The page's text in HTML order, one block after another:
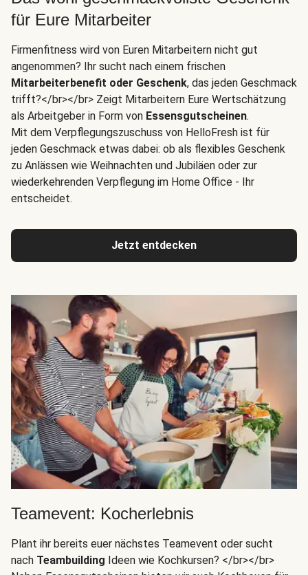
für Eure Mitarbeiter
Firmenfitness wird von Euren Mitarbeitern nicht gut
angenommen? Ihr sucht nach einem frischen
Mitarbeiterbenefit oder Geschenk, das jeden Geschmack
trifft?</br></br> Zeigt Mitarbeitern Eure Wertschätzung
als Arbeitgeber in Form von Essensgutscheinen.
Mit dem Verpflegungszuschuss von HelloFresh ist für
jeden Geschmack etwas dabei: ob als flexibles Geschenk
zu Anlässen wie Weihnachten und Jubiläen oder zur
wiederkehrenden Verpflegung im Home Office - Ihr
entscheidet.
Jetzt entdecken
Teamevent: Kocherlebnis
Plant ihr bereits euer nächstes Teamevent oder sucht
nach Teambuilding Ideen wie Kochkursen? </br></br>